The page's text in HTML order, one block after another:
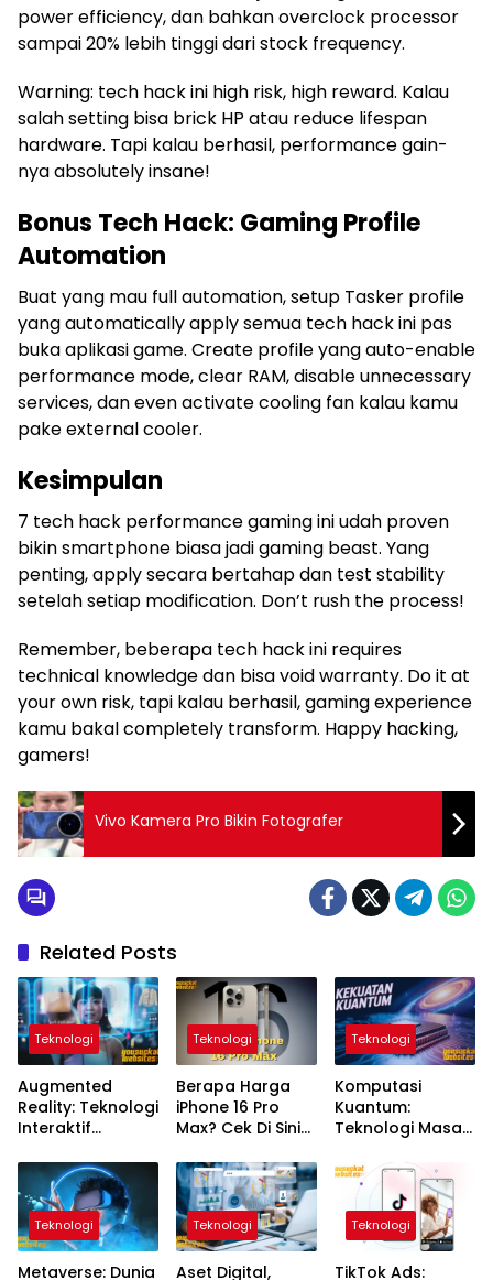
power efficiency, dan bahkan overclock processor
sampai 20% lebih tinggi dari stock frequency.
Warning: tech hack ini high risk, high reward. Kalau
salah setting bisa brick HP atau reduce lifespan
hardware. Tapi kalau berhasil, performance gain-
nya absolutely insane!
Bonus Tech Hack: Gaming Profile
Automation
Buat yang mau full automation, setup Tasker profile
yang automatically apply semua tech hack ini pas
buka aplikasi game. Create profile yang auto-enable
performance mode, clear RAM, disable unnecessary
services, dan even activate cooling fan kalau kamu
pake external cooler.
Kesimpulan
7 tech hack performance gaming ini udah proven
bikin smartphone biasa jadi gaming beast. Yang
penting, apply secara bertahap dan test stability
setelah setiap modification. Don’t rush the process!
Remember, beberapa tech hack ini requires
technical knowledge dan bisa void warranty. Do it at
your own risk, tapi kalau berhasil, gaming experience
kamu bakal completely transform. Happy hacking,
gamers!
Vivo Kamera Pro Bikin Fotografer
Related Posts
Teknologi
Augmented
Reality: Teknologi
Interaktif
Interaksi
Teknologi
Berapa Harga
iPhone 16 Pro
Max? Cek Di Sini
Teknologi
Komputasi
Kuantum:
Teknologi Masa
Digital
Teknologi
Metaverse: Dunia
Teknologi
Aset Digital,
Teknologi
TikTok Ads: